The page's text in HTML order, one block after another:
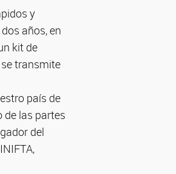
y
años, en
kit de
transmite
país de
las partes
del